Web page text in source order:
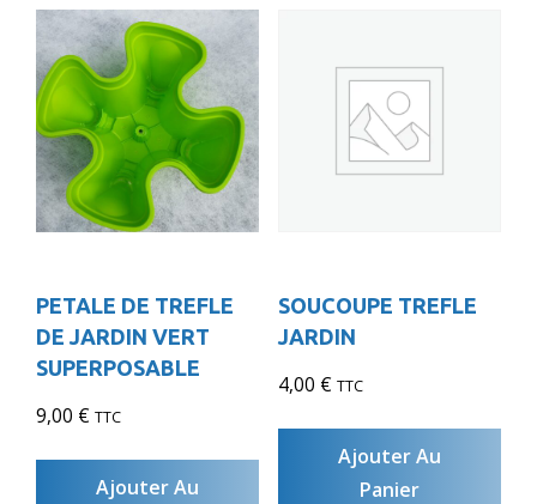
PETALE DE TREFLE
DE JARDIN VERT
SUPERPOSABLE
9,00 € TTC
Ajouter Au
SOUCOUPE TREFLE
JARDIN
4,00 € TTC
Ajouter Au
Panier